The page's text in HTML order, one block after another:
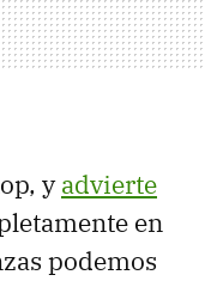
yadvierte
en
podemos